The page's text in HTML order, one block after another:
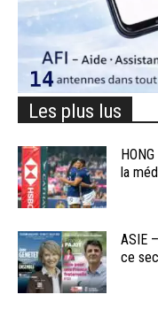
Les plus lus
la
ASIE
ce